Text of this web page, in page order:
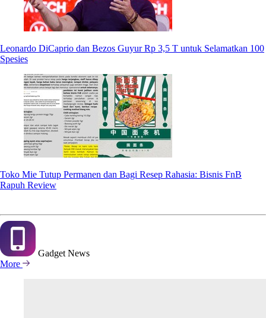
Leonardo DiCaprio dan Bezos Guyur Rp 3,5 T untuk Selamatkan 100
Spesies
Toko Mie Tutup Permanen dan Bagi Resep Rahasia: Bisnis FnB
Rapuh Review
Gadget News
More